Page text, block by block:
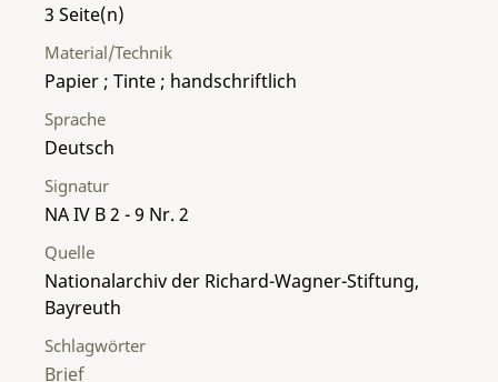
3
Material/Technik
Papier ; Tinte ; handschriftlich
Sprache
Deutsch
Signatur
NA IV B 2 - 9 Nr. 2
Quelle
Nationalarchiv der Richard-Wagner-Stiftung,
Bayreuth
Schlagwörter
Brief